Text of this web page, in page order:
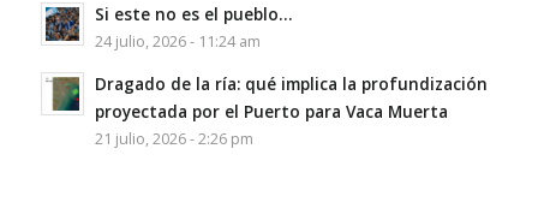
Si este no es el pueblo…
24 julio, 2026 - 11:24 am
Dragado de la ría: qué implica la profundización
proyectada por el Puerto para Vaca Muerta
21 julio, 2026 - 2:26 pm